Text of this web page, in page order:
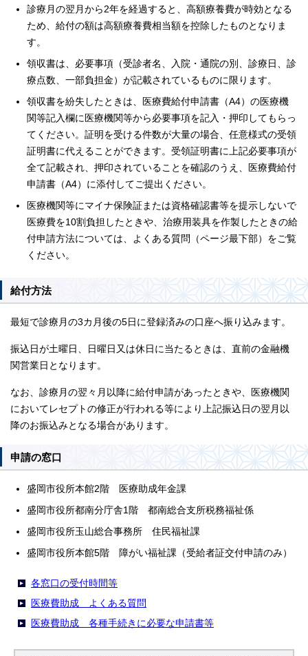
診療月の翌月から2年を経過すると、高額療養費が時効となる
ため、給付の額は高額療養費相当額を控除したものとなりま
す。
領収書は、必要事項（受診者名、入院・通院の別、診療日、診
療点数、一部負担金）が記載されているものに限ります。
領収書を紛失したときは、医療費給付申請書（A4）の医療機
関等記入欄に医療機関等から必要事項を記入・押印してもらっ
てください。証明を受ける件数が大量の場合、任意様式の受領
証明書に代えることができます。受領証明書に上記必要事項が
全て記載され、押印されていることを確認のうえ、医療費給付
申請書（A4）に添付してご提出ください。
医療機関等にマイナ保険証または資格確認書等を提示しないで
医療費を10割負担したときや、治療用装具を作製したときの給
付申請方法については、よくある質問（ページ最下部）をご覧
ください。
給付方法
最短で診療月の3カ月後の5日に登録済みの口座へ振り込みます。
振込日が土曜日、日曜日又は休日に当たるときは、直前の金融機
関営業日となります。
なお、診療月の翌々月以降に給付申請があったときや、医療機関
においてレセプトの修正が行われる等により上記振込日の翌月以
降のお振込みとなる場合があります。
申請の窓口
盛岡市役所本館2階 医療助成年金課
盛岡市役所都南分庁舎1階 都南総合支所税務福祉係
盛岡市役所玉山総合事務所 住民福祉課
盛岡市役所本館5階 障がい福祉課（受給者証交付申請のみ）
各窓口の受付時間等
医療費助成 よくある質問
医療費助成 各種手続きに必要な申請書等